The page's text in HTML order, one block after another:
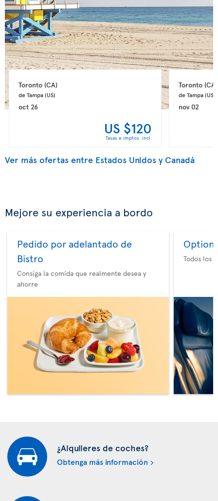
Toronto (CA)
de Tampa (US)
oct 26
US $120
Tasas e imptos. incl.
Toronto (CA)
de Tampa (US)
nov 02
Ver más ofertas entre Estados Unidos y Canadá
Mejore su experiencia a bordo
Pedido por adelantado de
Bistro
Consiga la comida que realmente desea y
ahorre
Option
Todos los
¿Alquileres de coches?
Obtenga más información